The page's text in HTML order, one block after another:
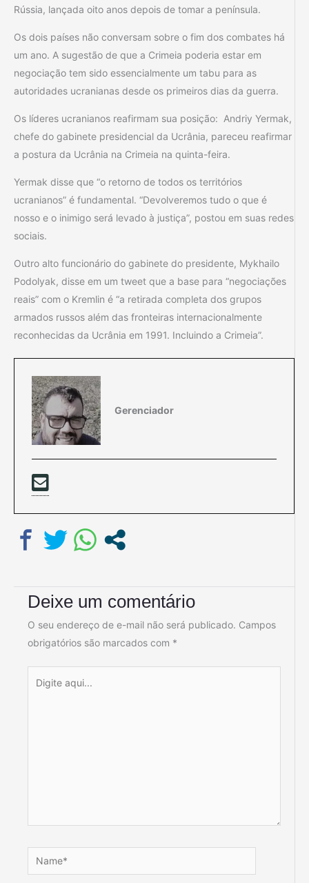
Rússia, lançada oito anos depois de tomar a península.
Os dois países não conversam sobre o fim dos combates há
um ano. A sugestão de que a Crimeia poderia estar em
negociação tem sido essencialmente um tabu para as
autoridades ucranianas desde os primeiros dias da guerra.
Os líderes ucranianos reafirmam sua posição: Andriy Yermak,
chefe do gabinete presidencial da Ucrânia, pareceu reafirmar
a postura da Ucrânia na Crimeia na quinta-feira.
Yermak disse que “o retorno de todos os territórios
ucranianos” é fundamental. “Devolveremos tudo o que é
nosso e o inimigo será levado à justiça”, postou em suas redes
sociais.
Outro alto funcionário do gabinete do presidente, Mykhailo
Podolyak, disse em um tweet que a base para “negociações
reais” com o Kremlin é “a retirada completa dos grupos
armados russos além das fronteiras internacionalmente
reconhecidas da Ucrânia em 1991. Incluindo a Crimeia”.
Gerenciador
Deixe um comentário
O seu endereço de e-mail não será publicado. Campos
obrigatórios são marcados com *
aqui...
Name*